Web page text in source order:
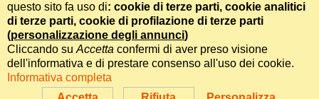
Contatti
International Communication S.r.l. • P.IVA 14478081004 • Testata
giornalistica n.191, reg. Tribunale di Roma del 14/12/2017
Powered byItala
questo sito fa uso di: cookie di terze parti, cookie analitici
di terze parti, cookie di profilazione di terze parti
(personalizzazione degli annunci)
Cliccando su Accetta confermi di aver preso visione
dell'informativa e di prestare consenso all'uso dei cookie.
Informativa completa